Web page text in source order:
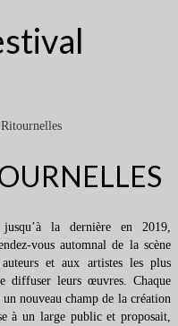
la dernière en 2019,
vous automnal de la scène
et aux artistes les plus
diffuser leurs œuvres. Chaque
nouveau champ de la création
à un large public et proposait,